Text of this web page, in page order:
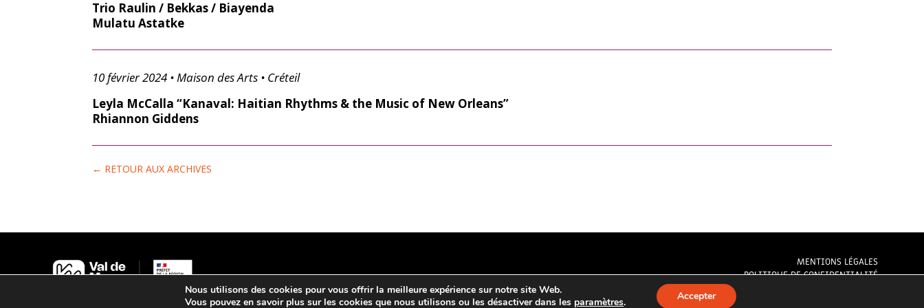
Trio Raulin / Bekkas / Biayenda
Mulatu Astatke
10 février 2024 • Maison des Arts • Créteil
Leyla McCalla “Kanaval: Haitian Rhythms & the Music of New Orleans”
Rhiannon Giddens
← RETOUR AUX ARCHIVES
MENTIONS LÉGALES
POLITIQUE DE CONFIDENTIALITÉ
Nous utilisons des cookies pour vous offrir la meilleure expérience sur notre site Web.
Vous pouvez en savoir plus sur les cookies que nous utilisons ou les désactiver dans les paramètres. Accepter